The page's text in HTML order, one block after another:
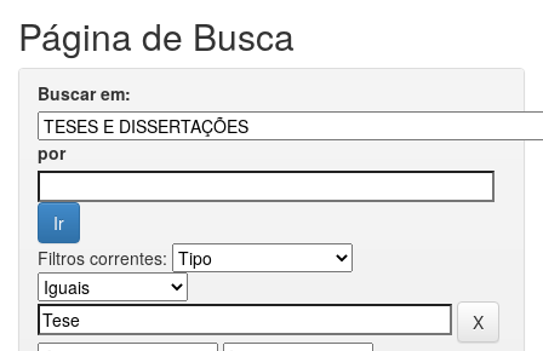
Página de Busca
Buscar em:
por
Filtros correntes: